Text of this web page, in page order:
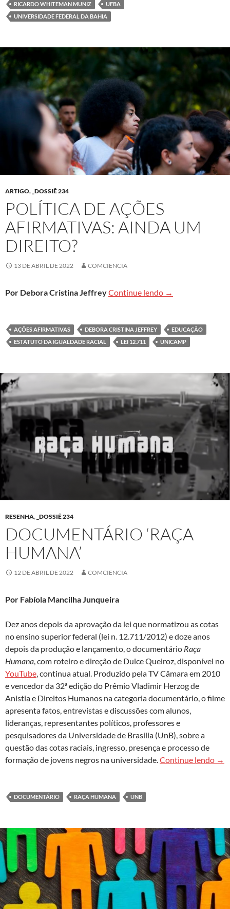
RICARDO WHITEMAN MUNIZ
UFBA
UNIVERSIDADE FEDERAL DA BAHIA
ARTIGO, _DOSSIÊ 234
POLÍTICA DE AÇÕES
AFIRMATIVAS: AINDA UM
DIREITO?
13 DE ABRIL DE 2022 COMCIENCIA
Por Debora Cristina JeffreyContinue lendo Política de ações
→
AÇÕES AFIRMATIVAS DEBORA CRISTINA JEFFREY
EDUCAÇÃO
ESTATUTO DA IGUALDADE RACIAL
LEI 12.711 UNICAMP
RESENHA, _DOSSIÊ 234
DOCUMENTÁRIO ‘RAÇA
HUMANA’
12 DE ABRIL DE 2022 COMCIENCIA
Por Fabíola Mancilha Junqueira
Dez anos depois da aprovação da lei que normatizou as cotas
no ensino superior federal (lei n. 12.711/2012) e doze anos
depois da produção e lançamento, o documentário Raça
Humana, com roteiro e direção de Dulce Queiroz, disponível no
YouTube, continua atual. Produzido pela TV Câmara em 2010
e vencedor da 32ª edição do Prêmio Vladimir Herzog de
Anistia e Direitos Humanos na categoria documentário, o filme
apresenta fatos, entrevistas e discussões com alunos,
lideranças, representantes políticos, professores e
pesquisadores da Universidade de Brasília (UnB), sobre a
questão das cotas raciais, ingresso, presença e processo de
formação de jovens negros na universidade.Continue lendo →
DOCUMENTÁRIO RAÇA HUMANA UNB